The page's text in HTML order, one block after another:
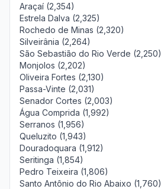
Araçaí (2,354)
Estrela Dalva (2,325)
Rochedo de Minas (2,320)
Silveirânia (2,264)
São Sebastião do Rio Verde (2,250)
Monjolos (2,202)
Oliveira Fortes (2,130)
Passa-Vinte (2,031)
Senador Cortes (2,003)
Água Comprida (1,992)
Serranos (1,956)
Queluzito (1,943)
Douradoquara (1,912)
Seritinga (1,854)
Pedro Teixeira (1,806)
Santo Antônio do Rio Abaixo (1,760)